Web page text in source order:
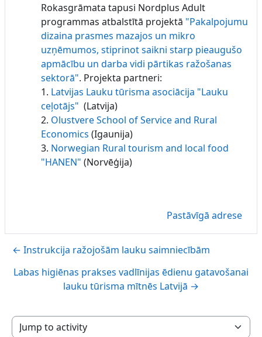
Rokasgrāmata tapusi Nordplus Adult
programmas atbalstītā projektā "Pakalpojumu
dizaina prasmes mazajos un mikro
uzņēmumos, stiprinot saikni starp pieaugušo
apmācību un darba vidi pārtikas ražošanas
sektorā". Projekta partneri:
1. Latvijas Lauku tūrisma asociācija "Lauku
ceļotājs" (Latvija)
2. Olustvere School of Service and Rural
Economics (Igaunija)
3. Norwegian Rural tourism and local food
"HANEN" (Norvēģija)
Pastāvīgā adrese
← Instrukcija ražojošām lauku saimniecībām
Labas higiēnas prakses vadlīnijas ēdienu gatavošanai
lauku tūrisma mītnēs Latvijā →
Jump to activity